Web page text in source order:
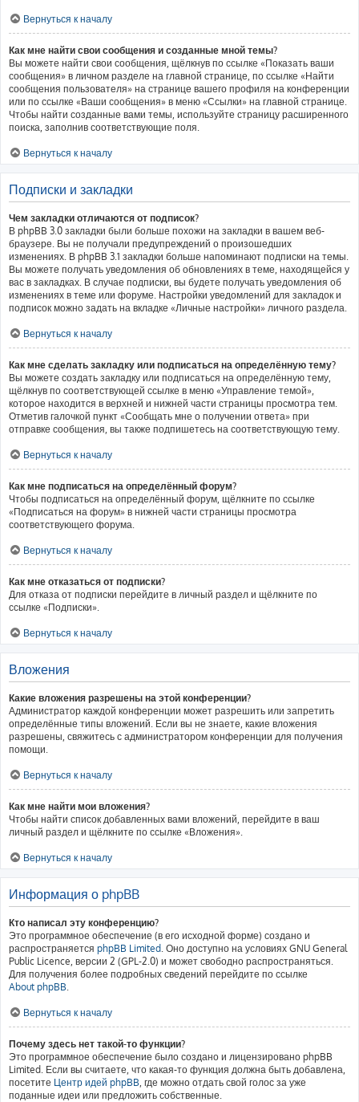
Вернуться к началу
Как мне найти свои сообщения и созданные мной темы?
Вы можете найти свои сообщения, щёлкнув по ссылке «Показать ваши
сообщения» в личном разделе на главной странице, по ссылке «Найти
сообщения пользователя» на странице вашего профиля на конференции
или по ссылке «Ваши сообщения» в меню «Ссылки» на главной странице.
Чтобы найти созданные вами темы, используйте страницу расширенного
поиска, заполнив соответствующие поля.
Вернуться к началу
Подписки и закладки
Чем закладки отличаются от подписок?
В phpBB 3.0 закладки были больше похожи на закладки в вашем веб-
браузере. Вы не получали предупреждений о произошедших
изменениях. В phpBB 3.1 закладки больше напоминают подписки на темы.
Вы можете получать уведомления об обновлениях в теме, находящейся у
вас в закладках. В случае подписки, вы будете получать уведомления об
изменениях в теме или форуме. Настройки уведомлений для закладок и
подписок можно задать на вкладке «Личные настройки» личного раздела.
Вернуться к началу
Как мне сделать закладку или подписаться на определённую тему?
Вы можете создать закладку или подписаться на определённую тему,
щёлкнув по соответствующей ссылке в меню «Управление темой»,
которое находится в верхней и нижней части страницы просмотра тем.
Отметив галочкой пункт «Сообщать мне о получении ответа» при
отправке сообщения, вы также подпишетесь на соответствующую тему.
Вернуться к началу
Как мне подписаться на определённый форум?
Чтобы подписаться на определённый форум, щёлкните по ссылке
«Подписаться на форум» в нижней части страницы просмотра
соответствующего форума.
Вернуться к началу
Как мне отказаться от подписки?
Для отказа от подписки перейдите в личный раздел и щёлкните по
ссылке «Подписки».
Вернуться к началу
Вложения
Какие вложения разрешены на этой конференции?
Администратор каждой конференции может разрешить или запретить
определённые типы вложений. Если вы не знаете, какие вложения
разрешены, свяжитесь с администратором конференции для получения
помощи.
Вернуться к началу
Как мне найти мои вложения?
Чтобы найти список добавленных вами вложений, перейдите в ваш
личный раздел и щёлкните по ссылке «Вложения».
Вернуться к началу
Информация о phpBB
Кто написал эту конференцию?
Это программное обеспечение (в его исходной форме) создано и
распространяется phpBB Limited. Оно доступно на условиях GNU General
Public Licence, версии 2 (GPL-2.0) и может свободно распространяться.
Для получения более подробных сведений перейдите по ссылке
About phpBB.
Вернуться к началу
Почему здесь нет такой-то функции?
Это программное обеспечение было создано и лицензировано phpBB
Limited. Если вы считаете, что какая-то функция должна быть добавлена,
посетите Центр идей phpBB, где можно отдать свой голос за уже
поданные идеи или предложить собственные.